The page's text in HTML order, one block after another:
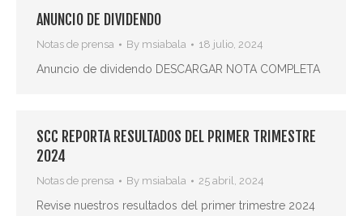
ANUNCIO DE DIVIDENDO
Notas de prensa By msiabala 18 julio, 2024
Anuncio de dividendo DESCARGAR NOTA COMPLETA
SCC REPORTA RESULTADOS DEL PRIMER TRIMESTRE
2024
Notas de prensa By msiabala 25 abril, 2024
Revise nuestros resultados del primer trimestre 2024